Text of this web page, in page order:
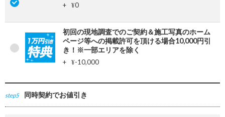
+ ¥0
初回の現地調査でのご契約＆施工写真のホーム
ページ等への掲載許可を頂ける場合10,000円引
き！※一部エリアを除く
+ ¥-10,000
step5 同時契約でお値引き